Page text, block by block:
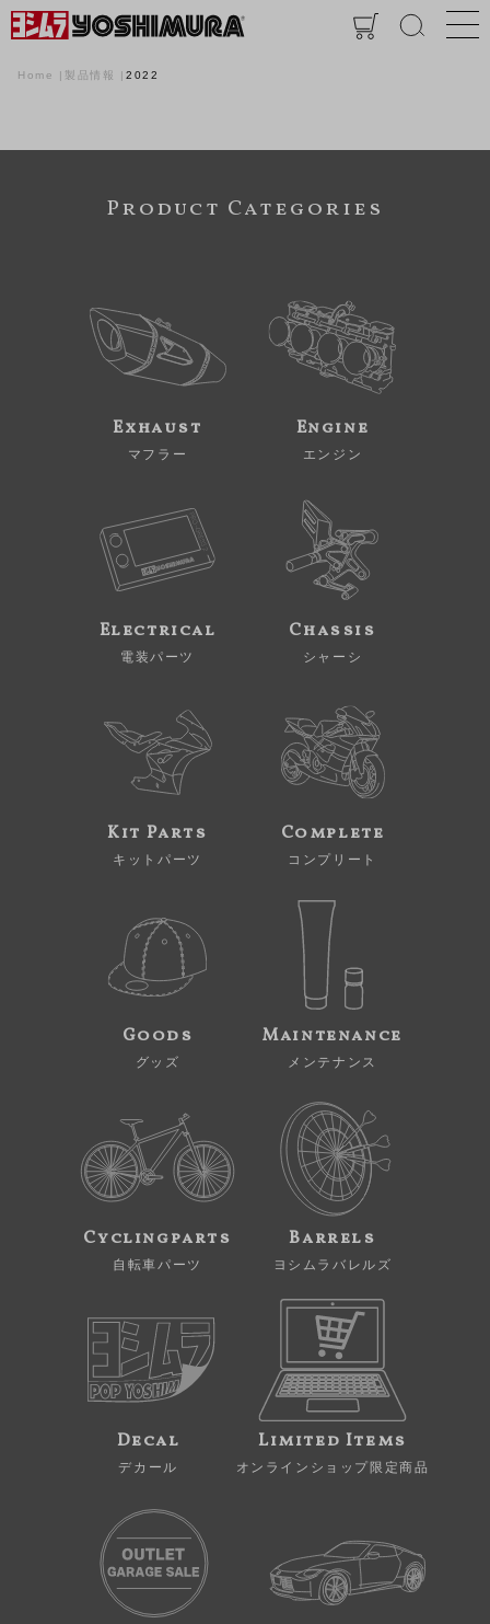
Home 製品情報 2022
Product Categories
Exhaust
マフラー
Engine
エンジン
Electrical
電装パーツ
Chassis
シャーシ
Kit Parts
キットパーツ
Complete
コンプリート
Goods
グッズ
Maintenance
メンテナンス
Cyclingparts
自転車パーツ
Barrels
ヨシムラバレルズ
Decal
デカール
Limited Items
オンラインショップ限定商品